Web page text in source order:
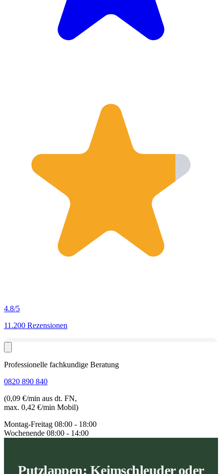
4.8/5
11.200 Rezensionen
Professionelle fachkundige Beratung
0820 890 840
(0,09 €/min aus dt. FN,
max. 0,42 €/min Mobil)
Montag-Freitag 08:00 - 18:00
Wochenende 08:00 - 14:00
Putzlappen: Keimschleuder oder